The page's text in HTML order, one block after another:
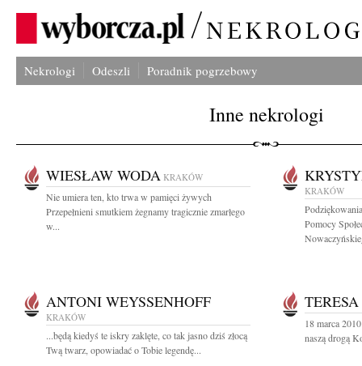
Nekrologi Odeszli Poradnik pogrzebowy
Inne nekrologi
WIESŁAW WODA KRAKÓW
Nie umiera ten, kto trwa w pamięci żywych
Przepełnieni smutkiem żegnamy tragicznie zmarłego
w...
KRAKÓW
Pomocy
ANTONI WEYSSENHOFF
KRAKÓW
...będą kiedyś te iskry zaklęte, co tak jasno dziś złocą
Twą twarz, opowiadać o Tobie legendę...
18 marca
naszą drogą